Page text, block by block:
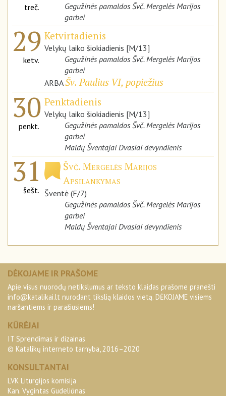
treč.
Gegužinės pamaldos Švč. Mergelės Marijos
garbei
29
ketv.
Ketvirtadienis
Velykų laiko šiokiadienis [M/13]
Gegužinės pamaldos Švč. Mergelės Marijos
garbei
ARBAŠv. Paulius VI, popiežius
30
penkt.
Penktadienis
Velykų laiko šiokiadienis [M/13]
Gegužinės pamaldos Švč. Mergelės Marijos
garbei
Maldų Šventajai Dvasiai devyndienis
31
šešt.
Švč. Mergelės Marijos
Apsilankymas
Šventė (F/7)
Gegužinės pamaldos Švč. Mergelės Marijos
garbei
Maldų Šventajai Dvasiai devyndienis
DĖKOJAME IR PRAŠOME
Apie visus nuorodų netikslumus ar teksto klaidas prašome pranešti
info@katalikai.lt nurodant tikslią klaidos vietą. DĖKOJAME visiems
naršantiems ir parašiusiems!
KŪRĖJAI
IT Sprendimas ir dizainas
© Katalikų interneto tarnyba, 2016–2020
KONSULTANTAI
LVK Liturgijos komisija
Kan. Vygintas Gudeliūnas